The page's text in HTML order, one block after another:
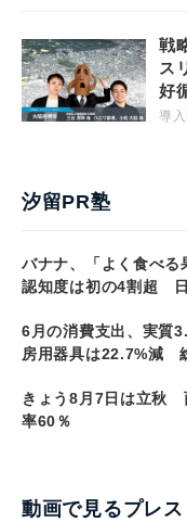
戦
ス
好
導
汐留PR塾
バナナ、「よく食べ
認知度は初の4割超
6月の消費支出、実質
房用器具は22.7%減
きょう8月7日は立秋
率60％
動画で見るプレ